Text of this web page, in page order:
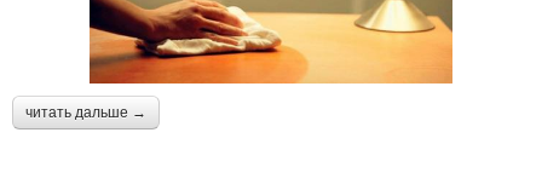
читать дальше →